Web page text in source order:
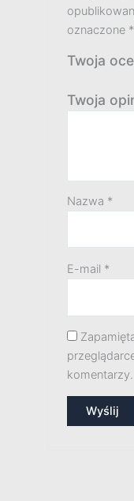
oznaczone *
Twoja
Twoja
Nazwa *
E-mail *
komentarzy.